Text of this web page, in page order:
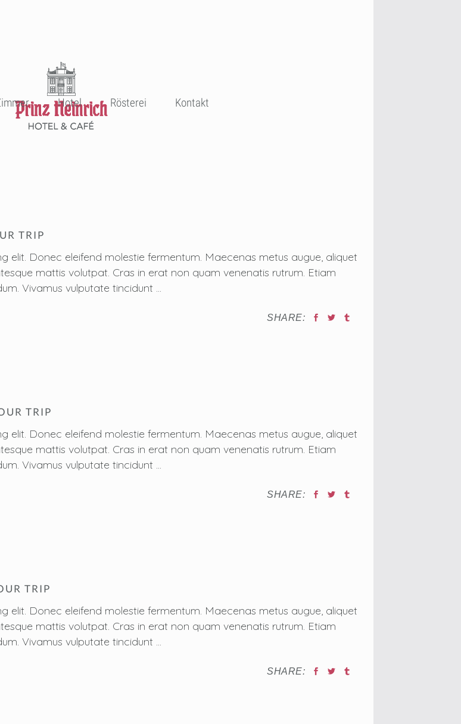
Hotel Rösterei Kontakt
TRIP
elit. Donec eleifend molestie fermentum. Maecenas metus augue, aliquet
mattis volutpat. Cras in erat non quam venenatis rutrum. Etiam
Vivamus vulputate tincidunt
SHARE:
TRIP
elit. Donec eleifend molestie fermentum. Maecenas metus augue, aliquet
mattis volutpat. Cras in erat non quam venenatis rutrum. Etiam
Vivamus vulputate tincidunt
SHARE:
TRIP
elit. Donec eleifend molestie fermentum. Maecenas metus augue, aliquet
mattis volutpat. Cras in erat non quam venenatis rutrum. Etiam
Vivamus vulputate tincidunt
SHARE: